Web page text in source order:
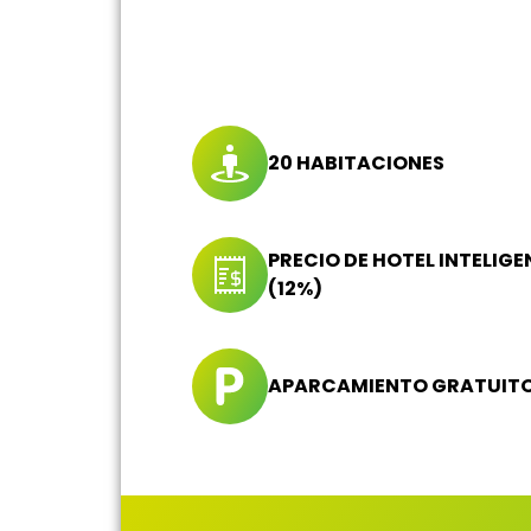
20 HABITACIONES
PRECIO DE HOTEL
(12%)
APARCAMIENTO